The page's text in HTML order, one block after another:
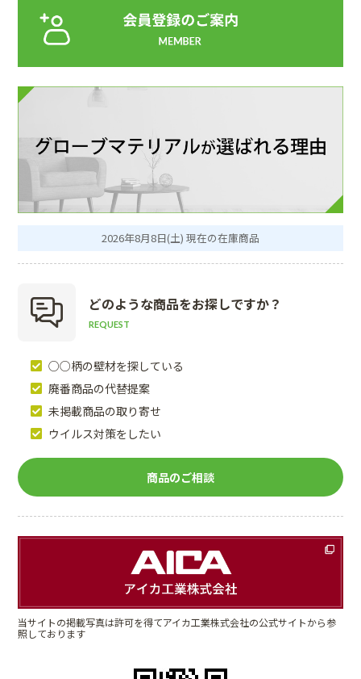
2026年8月8日(土) 現在の在庫商品
どのような商品をお探しですか？
REQUEST
○○柄の壁材を探している
廃番商品の代替提案
未掲載商品の取り寄せ
ウイルス対策をしたい
商品のご相談
当サイトの掲載写真は許可を得てアイカ工業株式会社の公式サイトから参
照しております